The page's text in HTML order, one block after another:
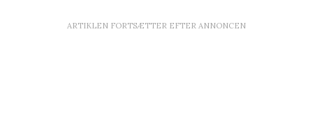
ARTIKLEN FORTSÆTTER EFTER ANNONCEN